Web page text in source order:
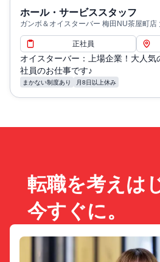
ホール・サービススタッフ
ガンボ＆オイスターバー 梅田NU茶屋町店
正社員
オイスターバー：上場企業！大人気
社員のお仕事です♪
まかない制度あり 月8日以上休み
転職を考えは
今すぐに。